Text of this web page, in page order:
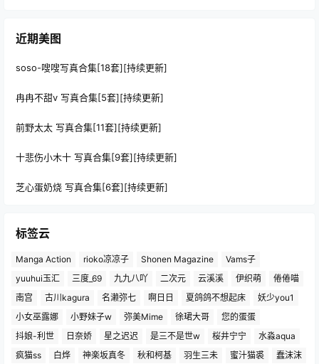
近期美图
soso-嗖嗖写真合集[18套][持续更新]
冉冉不甜v 写真合集[5套][持续更新]
前野太太 写真合集[11套][持续更新]
十悲伤小木十 写真合集[9套][持续更新]
芝心蛋奶烧 写真合集[6套][持续更新]
标签云
Manga Action rioko凉凉子 Shonen Magazine
Vams子
yuuhui玉汇
三度_69 九九八吖 二次元 云溪溪 伊织萌
倦倦喵
南宫
古川kagura 名濑弥七 啊日日 夏鸽鸽不想起床
妖少you1
小女巫露娜
小野妹子w 弥美Mime 徐珺大哥
您的蛋蛋
抖娘-利世
日奈娇 星之迟迟 是三不是世w 桜井宁宁
水淼aqua
疯猫ss
白烨 神楽坂真冬 秋和柯基 羽生三未 蜜汁猫裘 蠢沫沫